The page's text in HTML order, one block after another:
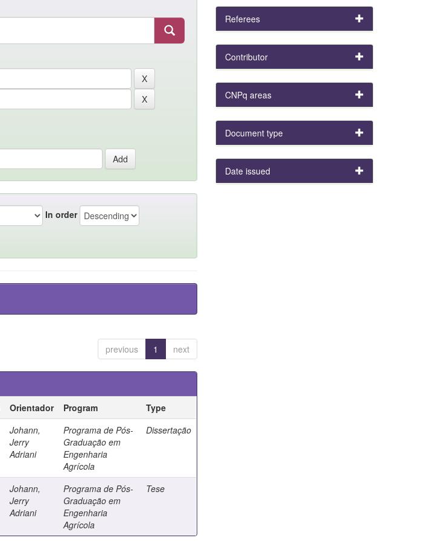
In order
previous 1 next
Orientador Program
Type
Johann,
Jerry
Adriani
Programa de Pós-
Graduação em
Engenharia
Agrícola
Dissertação
Johann,
Jerry
Adriani
Programa de Pós-
Graduação em
Engenharia
Agrícola
Tese
Referees
Contributor
CNPq areas
Document type
Date issued